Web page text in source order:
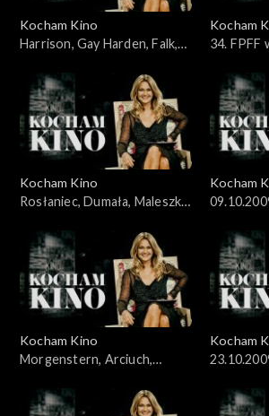
Kocham Kino
Harrison, Gay Harden, Falk,
Kocham
Kocham Kino
Rosłaniec, Dumała, Maleszka,
Kocham
Kocham Kino
Morgenstern, Arciuch,
Kocham